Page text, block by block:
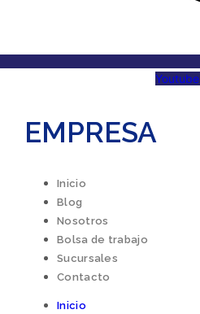
Youtube
EMPRESA
Inicio
Blog
Nosotros
Bolsa de trabajo
Sucursales
Contacto
Inicio